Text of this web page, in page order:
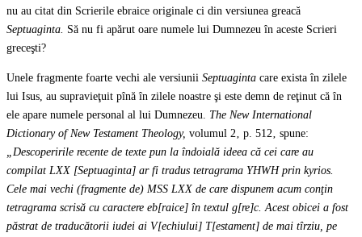
nu au citat din Scrierile ebraice originale ci din versiunea greacă
Septuaginta. Să nu fi apărut oare numele lui Dumnezeu în aceste Scrieri
greceşti?
Unele fragmente foarte vechi ale versiunii Septuaginta care exista în zilele
lui Isus, au supravieţuit pînă în zilele noastre şi este demn de reţinut că în
ele apare numele personal al lui Dumnezeu. The New International
Dictionary of New Testament Theology, volumul 2‚ p. 512‚ spune:
„Descoperirile recente de texte pun la îndoială ideea că cei care au
compilat LXX [Septuaginta] ar fi tradus tetragrama YHWH prin kyrios.
Cele mai vechi (fragmente de) MSS LXX de care dispunem acum conţin
tetragrama scrisă cu caractere eb[raice] în textul g[re]c. Acest obicei a fost
păstrat de traducătorii iudei ai V[echiului] T[estament] de mai tîrziu, pe